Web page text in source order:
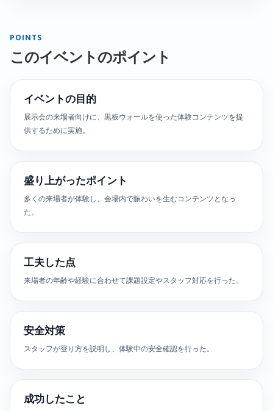
POINTS
このイベントのポイント
イベントの目的
展示会の来場者向けに、黒板ウォールを使った体験コンテンツを提
供するために実施。
盛り上がったポイント
多くの来場者が体験し、会場内で賑わいを生むコンテンツとなっ
た。
工夫した点
来場者の年齢や経験に合わせて課題設定やスタッフ対応を行った。
安全対策
スタッフが登り方を説明し、体験中の安全確認を行った。
成功したこと